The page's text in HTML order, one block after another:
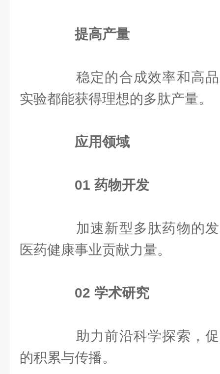
提高产量
稳定的合成效率和高品
实验都能获得理想的多肽产量。
应用领域
01 药物开发
加速新型多肽药物的发
医药健康事业贡献力量。
02 学术研究
助力前沿科学探索，促
的积累与传播。